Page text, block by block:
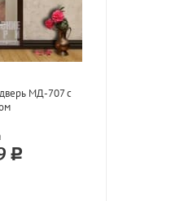
МД-707 с